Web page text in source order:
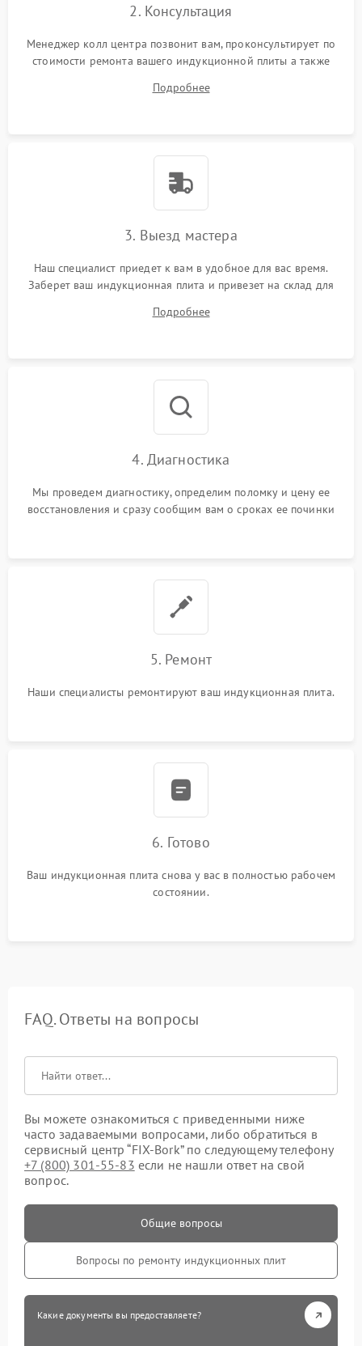
2. Консультация
Менеджер колл центра позвонит вам, проконсультирует по
стоимости ремонта вашего индукционной плиты а также
Подробнее
3. Выезд мастера
Наш специалист приедет к вам в удобное для вас время.
Заберет ваш индукционная плита и привезет на склад для
Подробнее
4. Диагностика
Мы проведем диагностику, определим поломку и цену ее
восстановления и сразу сообщим вам о сроках ее починки
5. Ремонт
Наши специалисты ремонтируют ваш индукционная плита.
6. Готово
Ваш индукционная плита снова у вас в полностью рабочем
состоянии.
FAQ. Ответы на вопросы
Вы можете ознакомиться с приведенными ниже
часто задаваемыми вопросами, либо обратиться в
сервисный центр “FIX-Bork” по следующему телефону
+7 (800) 301-55-83 если не нашли ответ на свой
вопрос.
Общие вопросы
Вопросы по ремонту индукционных плит
Какие документы вы предоставляете?